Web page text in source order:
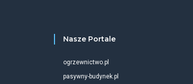
Nasze Portale
ogrzewnictwo.pl
pasywny-budynek.pl